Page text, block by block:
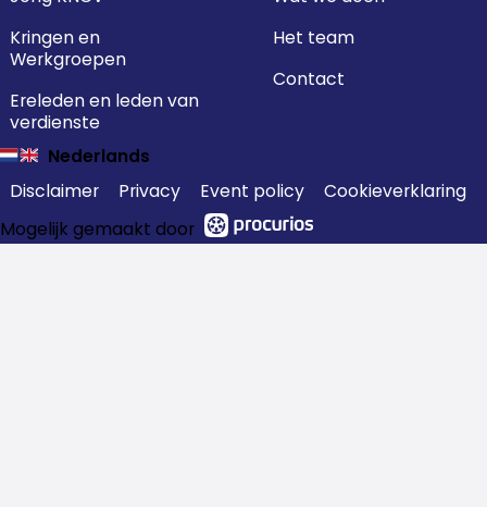
Kringen en
Werkgroepen
Ereleden en leden van
verdienste
Het team
Contact
Nederlands
Disclaimer
Privacy Event policy
Cookieverklaring
Mogelijk gemaakt door